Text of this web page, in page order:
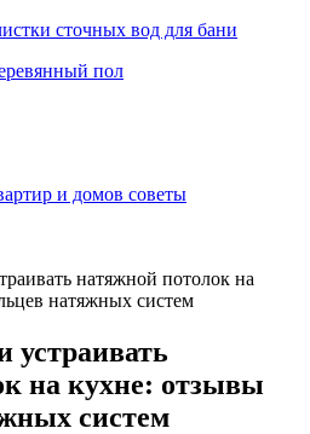
сточных вод для бани
пол
и домов советы
натяжной потолок на
натяжных систем
устраивать
на кухне: отзывы
систем